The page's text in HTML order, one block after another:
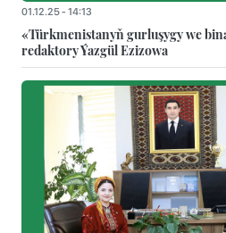
01.12.25 - 14:13
«Türkmenistanyň gurluşygy we
redaktory Ýazgül Ezizowa